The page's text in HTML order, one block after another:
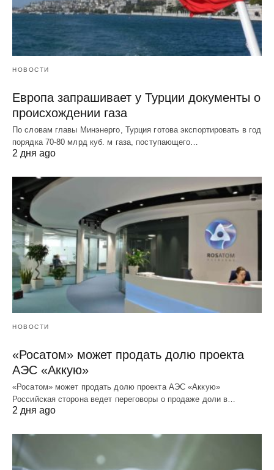
НОВОСТИ
Европа запрашивает у Турции документы о
происхождении газа
По словам главы Минэнерго, Турция готова экспортировать в год
порядка 70-80 млрд куб. м газа, поступающего…
2 дня ago
НОВОСТИ
«Росатом» может продать долю проекта
АЭС «Аккую»
«Росатом» может продать долю проекта АЭС «Аккую»
Российская сторона ведет переговоры о продаже доли в…
2 дня ago